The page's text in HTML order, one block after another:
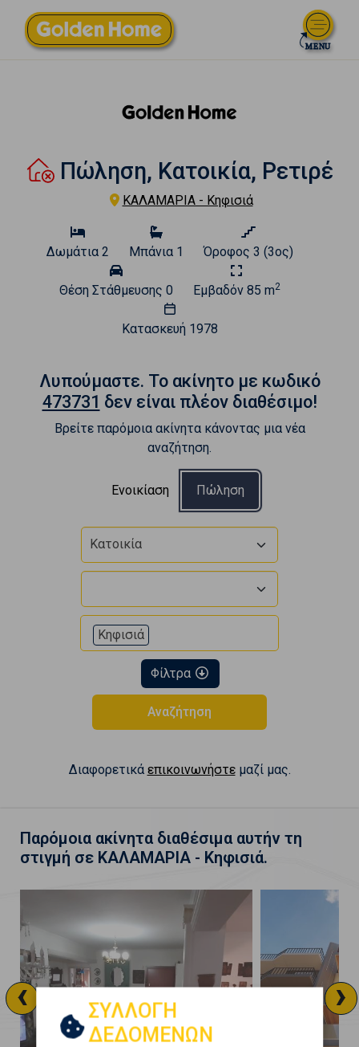
Πώληση, Κατοικία, Ρετιρέ
ΚΑΛΑΜΑΡΙΑ - Κηφισιά
Δωμάτια 2 Μπάνια 1 Όροφος 3 (3ος)
Θέση Στάθμευσης 0 Εμβαδόν 85 m2
Κατασκευή 1978
Λυπούμαστε. To ακίνητο με κωδικό
473731 δεν είναι πλέον διαθέσιμο!
Βρείτε παρόμοια ακίνητα κάνοντας μια νέα
αναζήτηση.
Ενοικίαση Πώληση
Κατοικία
Κηφισιά
Φίλτρα
Αναζήτηση
Διαφορετικά επικοινωνήστεμαζί μας.
Παρόμοια ακίνητα διαθέσιμα αυτήν τη
στιγμή σε ΚΑΛΑΜΑΡΙΑ - Κηφισιά.
‹ ›
ΣΥΛΛΟΓΗ
ΔΕΔΟΜΕΝΩΝ